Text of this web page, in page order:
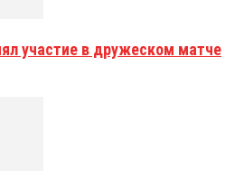
участие в дружеском матче